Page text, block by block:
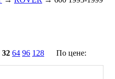
32 64 96 128 По цене: